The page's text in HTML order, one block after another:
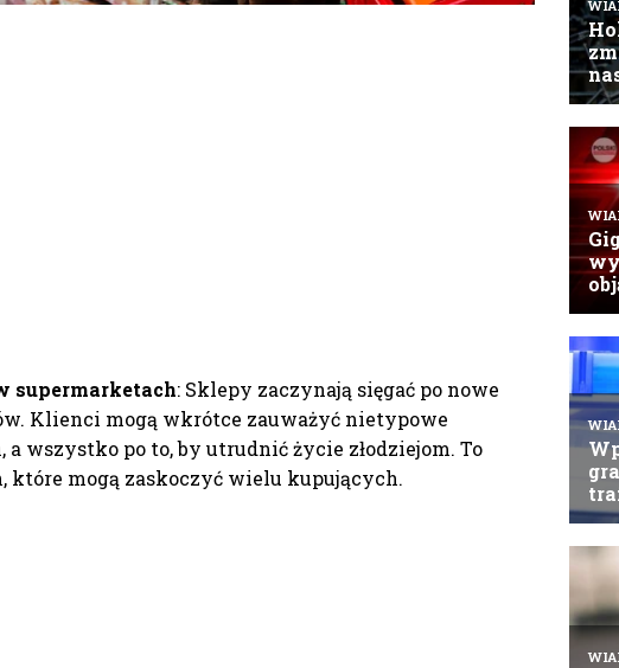
supermarketach: Sklepy zaczynają sięgać po nowe
Klienci mogą wkrótce zauważyć nietypowe
a wszystko po to, by utrudnić życie złodziejom. To
które mogą zaskoczyć wielu kupujących.